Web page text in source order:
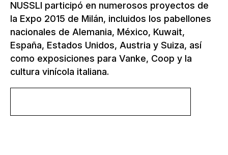
NUSSLI participó en numerosos proyectos de
la Expo 2015 de Milán, incluidos los pabellones
nacionales de Alemania, México, Kuwait,
España, Estados Unidos, Austria y Suiza, así
como exposiciones para Vanke, Coop y la
cultura vinícola italiana.